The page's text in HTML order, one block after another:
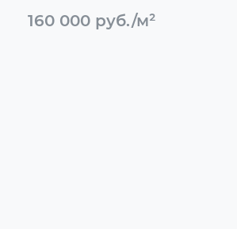
160 000 руб./м²